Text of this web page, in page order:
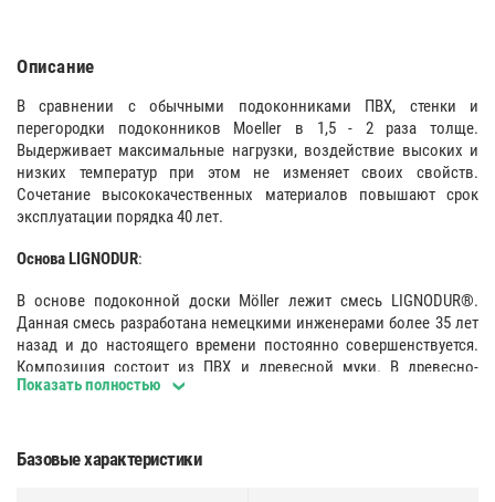
Описание
В сравнении с обычными подоконниками ПВХ, стенки и
перегородки подоконников Moeller в 1,5 - 2 раза толще.
Выдерживает максимальные нагрузки, воздействие высоких и
низких температур при этом не изменяет своих свойств.
Сочетание высококачественных материалов повышают срок
эксплуатации порядка 40 лет.
Основа LIGNODUR:
В основе подоконной доски Möller лежит смесь LIGNODUR®.
Данная смесь разработана немецкими инженерами более 35 лет
назад и до настоящего времени постоянно совершенствуется.
Композиция состоит из ПВХ и древесной муки. В древесно-
пластиковом композите LIGNODUR® отсутствуют опасные для
к воздействию высоких и низких температур, света, низкую
Показать полностью
Базовые характеристики